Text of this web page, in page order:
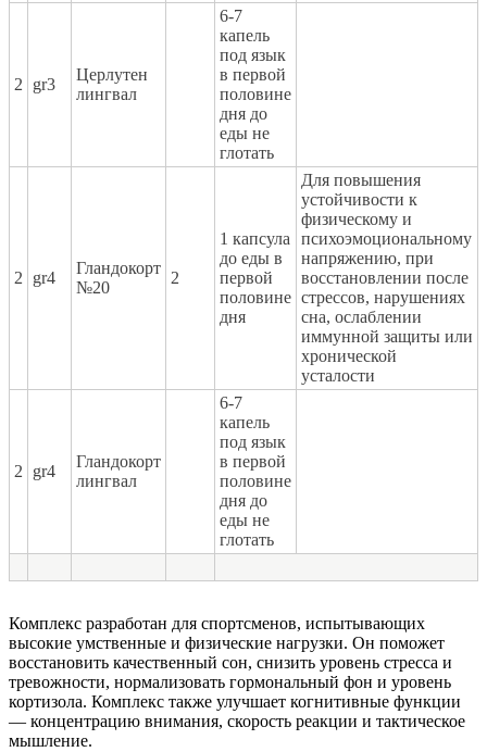
2 gr3
Церлутен
лингвал
6-7
капель
под язык
в первой
половине
дня до
еды не
глотать
2 gr4
Гландокорт
№20
2
1 капсула
до еды в
первой
половине
дня
Для повышения
устойчивости к
физическому и
психоэмоциональному
напряжению, при
восстановлении после
стрессов, нарушениях
сна, ослаблении
иммунной защиты или
хронической
усталости
2 gr4
Гландокорт
лингвал
6-7
капель
под язык
в первой
половине
дня до
еды не
глотать
Комплекс разработан для спортсменов, испытывающих
высокие умственные и физические нагрузки. Он поможет
восстановить качественный сон, снизить уровень стресса и
тревожности, нормализовать гормональный фон и уровень
кортизола. Комплекс также улучшает когнитивные функции
— концентрацию внимания, скорость реакции и тактическое
мышление.